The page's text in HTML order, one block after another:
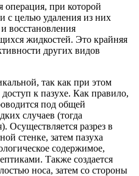
операция, при которой
с целью удаления из них
восстановления
жидкостей. Это крайняя
других видов
так как при этом
к пазухе. Как правило,
под общей
случаев (тогда
Осуществляется разрез в
стенке, затем пазуха
содержимое,
Также создается
носа, затем со стороны